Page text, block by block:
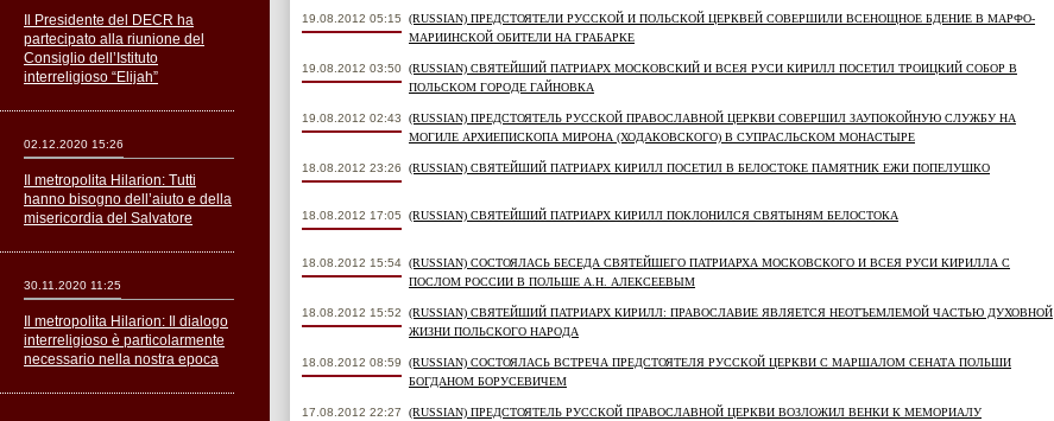
19.08.2012 05:15
(RUSSIAN) ПРЕДСТОЯТЕЛИ РУССКОЙ И ПОЛЬСКОЙ ЦЕРКВЕЙ СОВЕРШИЛИ ВСЕНОЩНОЕ БДЕНИЕ В МАРФО-
МАРИИНСКОЙ ОБИТЕЛИ НА ГРАБАРКЕ
19.08.2012 03:50 (RUSSIAN) СВЯТЕЙШИЙ ПАТРИАРХ МОСКОВСКИЙ И ВСЕЯ РУСИ КИРИЛЛ ПОСЕТИЛ ТРОИЦКИЙ СОБОР В
ПОЛЬСКОМ ГОРОДЕ ГАЙНОВКА
19.08.2012 02:43
(RUSSIAN) ПРЕДСТОЯТЕЛЬ РУССКОЙ ПРАВОСЛАВНОЙ ЦЕРКВИ СОВЕРШИЛ ЗАУПОКОЙНУЮ СЛУЖБУ НА
МОГИЛЕ АРХИЕПИСКОПА МИРОНА (ХОДАКОВСКОГО) В СУПРАСЛЬСКОМ МОНАСТЫРЕ
18.08.2012 23:26 (RUSSIAN) СВЯТЕЙШИЙ ПАТРИАРХ КИРИЛЛ ПОСЕТИЛ В БЕЛОСТОКЕ ПАМЯТНИК ЕЖИ ПОПЕЛУШКО
18.08.2012 17:05 (RUSSIAN) СВЯТЕЙШИЙ ПАТРИАРХ КИРИЛЛ ПОКЛОНИЛСЯ СВЯТЫНЯМ БЕЛОСТОКА
18.08.2012 15:54 (RUSSIAN) СОСТОЯЛАСЬ БЕСЕДА СВЯТЕЙШЕГО ПАТРИАРХА МОСКОВСКОГО И ВСЕЯ РУСИ КИРИЛЛА С
ПОСЛОМ РОССИИ В ПОЛЬШЕ А.Н. АЛЕКСЕЕВЫМ
18.08.2012 15:52
(RUSSIAN) СВЯТЕЙШИЙ ПАТРИАРХ КИРИЛЛ: ПРАВОСЛАВИЕ ЯВЛЯЕТСЯ НЕОТЪЕМЛЕМОЙ ЧАСТЬЮ ДУХОВНОЙ
ЖИЗНИ ПОЛЬСКОГО НАРОДА
18.08.2012 08:59
(RUSSIAN) СОСТОЯЛАСЬ ВСТРЕЧА ПРЕДСТОЯТЕЛЯ РУССКОЙ ЦЕРКВИ С МАРШАЛОМ СЕНАТА ПОЛЬШИ
БОГДАНОМ БОРУСЕВИЧЕМ
17.08.2012 22:27
(RUSSIAN) ПРЕДСТОЯТЕЛЬ РУССКОЙ ПРАВОСЛАВНОЙ ЦЕРКВИ ВОЗЛОЖИЛ ВЕНКИ К МЕМОРИАЛУ
Il Presidente del DECR ha
partecipato alla riunione del
Consiglio dell’Istituto
interreligioso “Elijah”
02.12.2020 15:26
Il metropolita Hilarion: Tutti
hanno bisogno dell’aiuto e della
misericordia del Salvatore
30.11.2020 11:25
Il metropolita Hilarion: Il dialogo
interreligioso è particolarmente
necessario nella nostra epoca